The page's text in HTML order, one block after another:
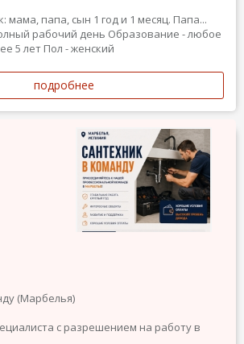
мама, папа, сын 1 год и 1 месяц. Папа...
рабочий день Образование - любое
5 лет Пол - женский
подробнее
(Марбелья)
с разрешением на работу в